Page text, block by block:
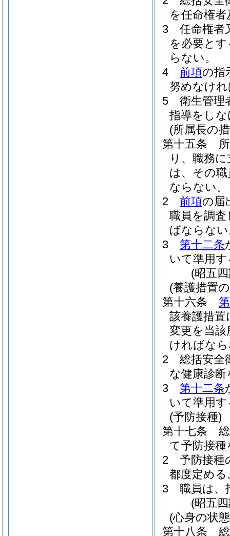
を任命権
3
任命権者
を必要と
らない。
4
前項の指
努めなけ
5
衛生管理
指導をし
(所属長の
第十五条
り、職務
は、その
ならない。
2
前項の届
職員を調
ばならな
3
第十二条
いて準用
(昭五
(養護措置
第十六条
該養護措
変更を当
ければな
2
総括安全
な健康診
3
第十二条
いて準用
(予防接種)
第十七条
て予防接
2
予防接種
都度定める
3
職員は、
(昭五
(心身の状
第十八条